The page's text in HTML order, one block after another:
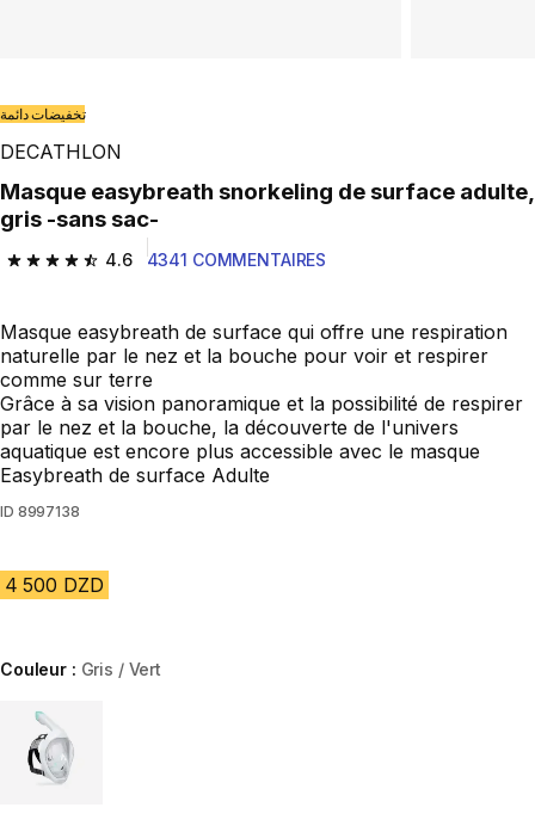
تخفيضات دائمة
DECATHLON
Masque easybreath snorkeling de surface adulte,
gris -sans sac-
4.6
4.6 out of 5 stars from 4341 reviews
4341 COMMENTAIRES
Masque easybreath de surface qui offre une respiration
naturelle par le nez et la bouche pour voir et respirer
comme sur terre
Grâce à sa vision panoramique et la possibilité de respirer
par le nez et la bouche, la découverte de l'univers
aquatique est encore plus accessible avec le masque
Easybreath de surface Adulte
ID 8997138
4 500 DZD
Couleur : Gris / Vert
Choose a variant